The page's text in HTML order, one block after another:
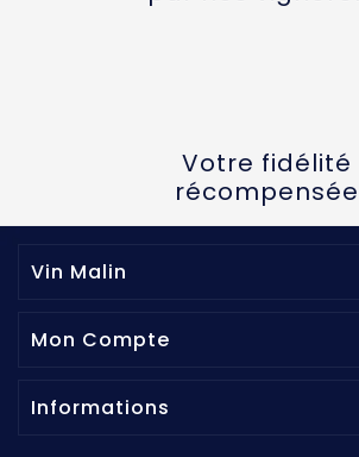
Votre fidélité
récompensée
Vin Malin
Mon Compte
Informations